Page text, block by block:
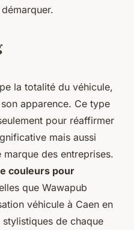
la totalité du véhicule,
apparence. Ce type
pour réaffirmer
mais aussi
des entreprises.
couleurs pour
que Wawapub
véhicule à Caen en
de chaque